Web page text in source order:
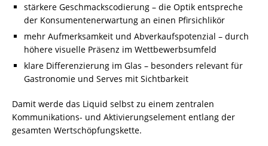
stärkere Geschmackscodierung – die Optik entspreche
der Konsumentenerwartung an einen Pfirsichlikör
mehr Aufmerksamkeit und Abverkaufspotenzial – durch
höhere visuelle Präsenz im Wettbewerbsumfeld
klare Differenzierung im Glas – besonders relevant für
Gastronomie und Serves mit Sichtbarkeit
Damit werde das Liquid selbst zu einem zentralen
Kommunikations- und Aktivierungselement entlang der
gesamten Wertschöpfungskette.